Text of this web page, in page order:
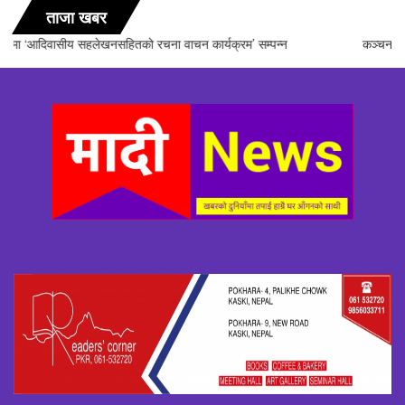
ताजा खबर
कञ्चन पत्रकारिता पुरस्कारबाट पत्रकारद्वय सारु र जिटी सम्मानित